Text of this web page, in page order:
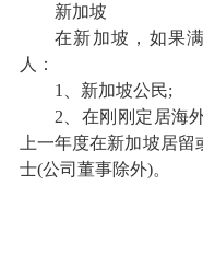
从秦皇岛市托运到美国
张家界市托运到美国
从厦门
市搬家到柬埔寨
家到英国 从佛山市搬家到美国
新加坡
在新加坡，如果
人：
1、新加坡公民;
2、在刚刚定居海
上一年度在新加坡居
士(公司董事除外)。